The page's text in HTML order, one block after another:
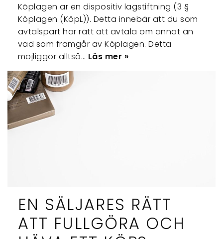
Köplagen är en dispositiv lagstiftning (3 §
Köplagen (KöpL)). Detta innebär att du som
avtalspart har rätt att avtala om annat än
vad som framgår av Köplagen. Detta
möjliggör alltså… Läs mer »
EN SÄLJARES RÄTT
ATT FULLGÖRA OCH